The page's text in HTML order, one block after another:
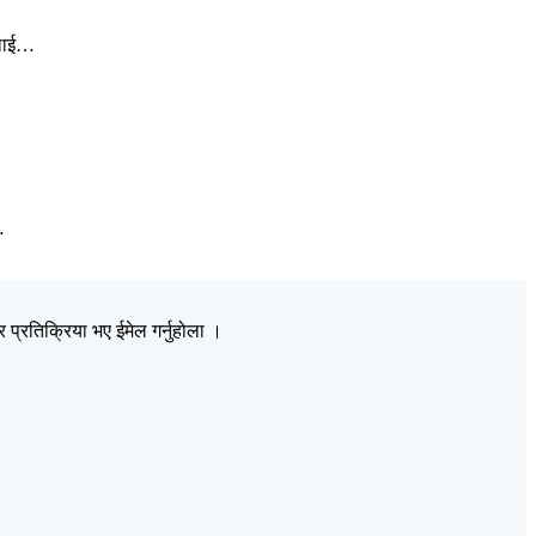
भए ईमेल गर्नुहोला ।